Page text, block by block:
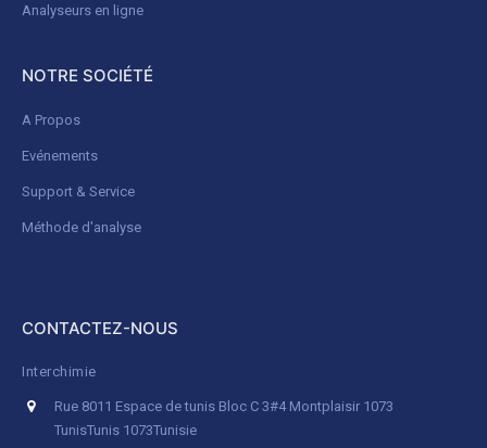
Analyseurs en ligne
NOTRE SOCIÉTÉ
A Propos
Evénements
Support & Service
Méthode d'analyse
CONTACTEZ-NOUS
Interchimie
Rue 8011 Espace de tunis Bloc C 3#4 Montplaisir 1073
TunisTunis 1073Tunisie